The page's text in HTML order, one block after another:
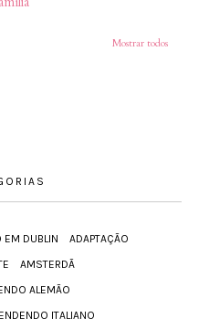
Mostrar todos
EM DUBLIN
ADAPTAÇÃO
AMSTERDÃ
ALEMÃO
ITALIANO